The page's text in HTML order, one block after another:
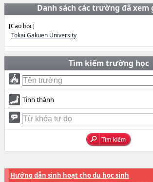
Danh sách các trường đã xem
[Cao học]
Tokai Gakuen University
Tìm kiếm trường học
Tỉnh thành
Hướng dẫn sinh hoạt cho du học sinh